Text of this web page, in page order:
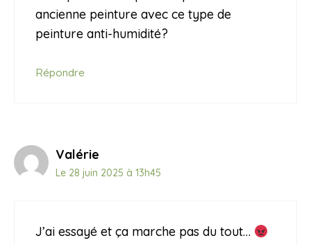
ancienne peinture avec ce type de
peinture anti-humidité?
Répondre
Valérie
Le 28 juin 2025 à 13h45
J’ai essayé et ça marche pas du tout…